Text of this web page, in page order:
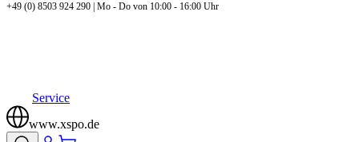
+49 (0) 8503 924 290 | Mo - Do von 10:00 - 16:00 Uhr
Service
www.xspo.de